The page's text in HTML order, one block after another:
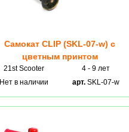
Самокат CLIP (SKL-07-w) с
цветным принтом
21st Scooter
4 - 9 лет
Нет в наличии
арт.SKL-07-w